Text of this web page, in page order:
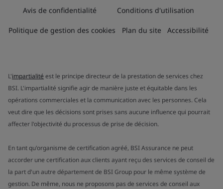
Avis de confidentialité Conditions d'utilisation
Politique de gestion des cookies Plan du site Accessibilité
L'impartialité est le principe directeur de la prestation de services chez
BSI. L'impartialité signifie agir de manière juste et équitable dans les
opérations commerciales et la communication avec les personnes. Cela
veut dire que les décisions sont prises sans aucune influence qui pourrait
affecter l'objectivité du processus de prise de décision.
En tant qu'organisme de certification agréé, BSI Assurance ne peut
accorder une certification aux clients ayant reçu des services de conseil de
la part d'un autre département de BSI Group pour le même système de
gestion. De même, nous ne proposons pas de services de conseil aux